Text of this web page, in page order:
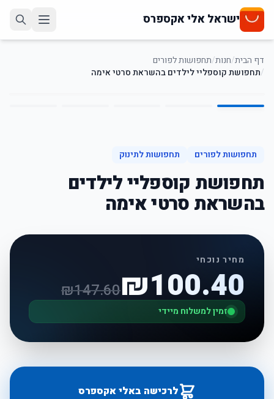
ישראל אלי אקספרס
דף הבית/חנות/תחפושות לפורים
/תחפושת קוספליי לילדים בהשראת סרטי אימה
1
/
5
תחפושות לפורים תחפושות לתינוק
תחפושת קוספליי לילדים
בהשראת סרטי אימה
מחיר נוכחי
₪100.40
₪147.60
זמין למשלוח מיידי
לרכישה באלי אקספרס